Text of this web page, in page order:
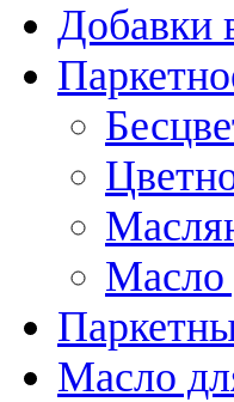
Добавки
Масло
Масло